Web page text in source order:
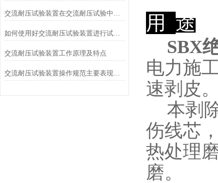
如何使用好交流耐压试验装置进行试验呢？
交流耐压试验装置工作原理及特点
交流耐压试验装置操作规范主要表现在哪些方面？
用 途
SBX
电力施
速剥皮
本剥
伤线芯
热处理
磨。